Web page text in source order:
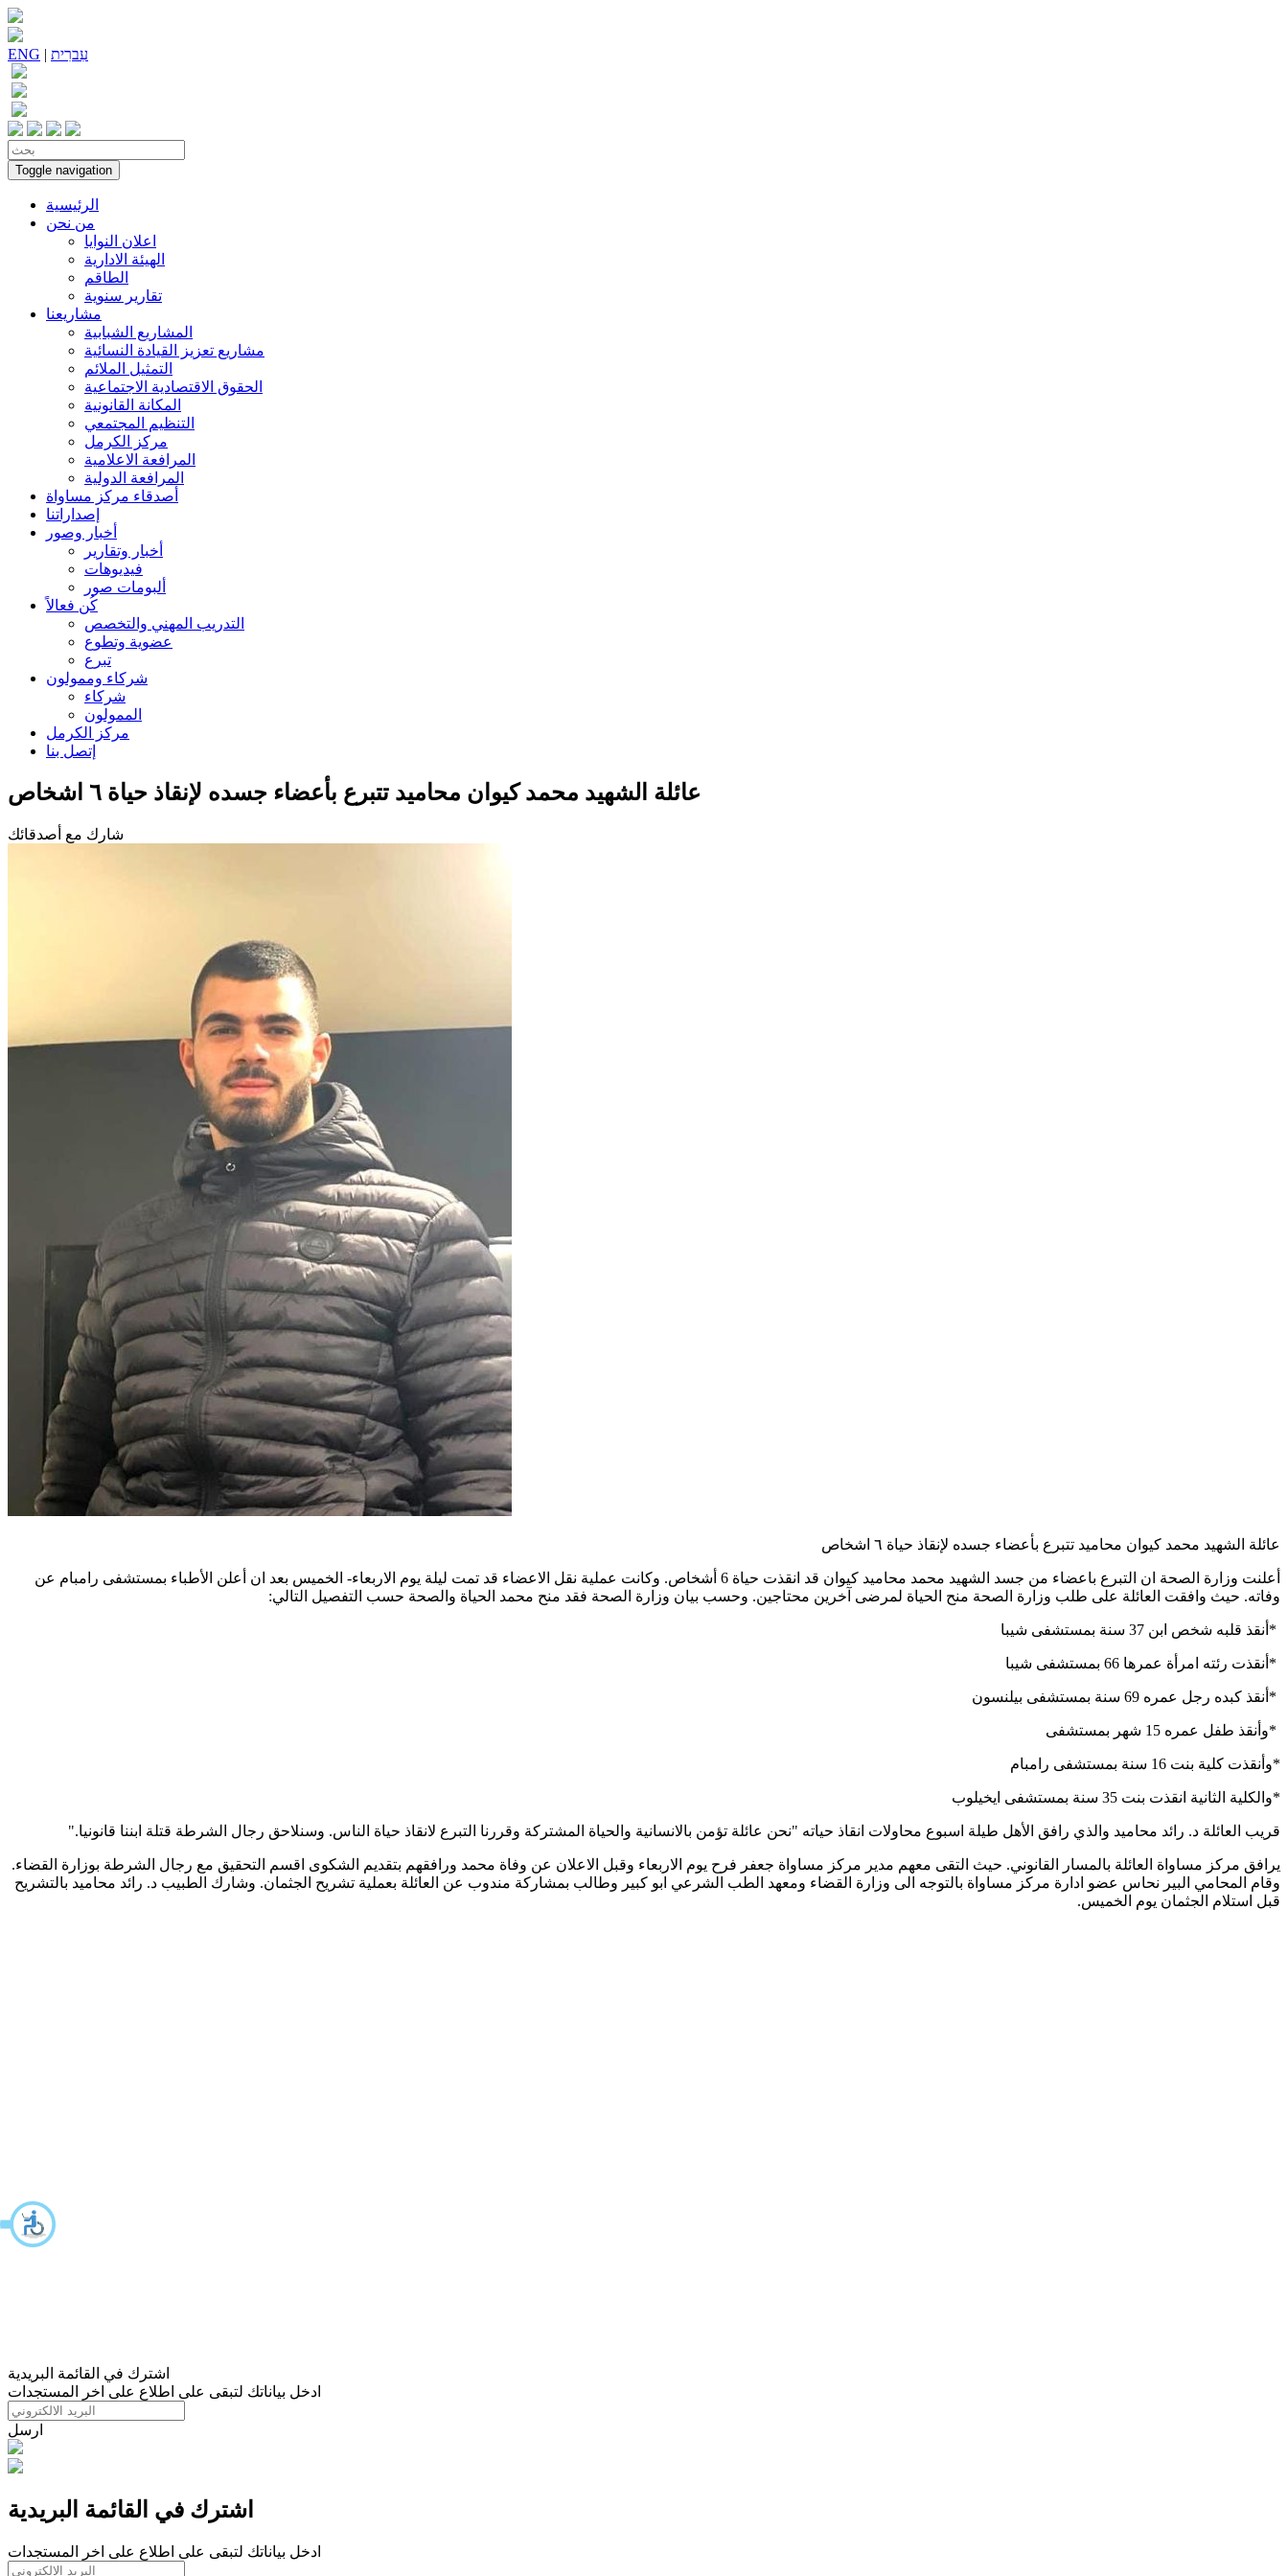
ENG | עִברִית
Toggle navigation
الرئيسية
من نحن
اعلان النوايا
الهيئة الادارية
الطاقم
تقارير سنوية
مشاريعنا
المشاريع الشبابية
مشاريع تعزيز القيادة النسائية
التمثيل الملائم
الحقوق الاقتصادية الاجتماعية
المكانة القانونية
التنظيم المجتمعي
مركز الكرمل
المرافعة الاعلامية
المرافعة الدولية
أصدقاء مركز مساواة
إصداراتنا
أخبار وصور
أخبار وتقارير
فيديوهات
ألبومات صور
كُن فعالاً
التدريب المهني والتخصص
عضوية وتطوع
تبرع
شركاء وممولون
شركاء
الممولون
مركز الكرمل
إتصل بنا
عائلة الشهيد محمد كيوان محاميد تتبرع بأعضاء جسده لإنقاذ حياة ٦ اشخاص
شارك مع أصدقائك
عائلة الشهيد محمد كيوان محاميد تتبرع بأعضاء جسده لإنقاذ حياة ٦ اشخاص
أعلنت وزارة الصحة ان التبرع باعضاء من جسد الشهيد محمد محاميد كيوان قد انقذت حياة 6 أشخاص. وكانت عملية نقل الاعضاء قد تمت ليلة يوم الاربعاء- الخميس بعد ان أعلن الأطباء بمستشفى رامبام عن
وفاته. حيث وافقت العائلة على طلب وزارة الصحة منح الحياة لمرضى آخرين محتاجين. وحسب بيان وزارة الصحة فقد منح محمد الحياة والصحة حسب التفصيل التالي:
* أنقذ قلبه شخص ابن 37 سنة بمستشفى شيبا
* أنقذت رئته امرأة عمرها 66 بمستشفى شيبا
* أنقذ كبده رجل عمره 69 سنة بمستشفى بيلنسون
*وأنقذ طفل عمره 15 شهر بمستشفى
*وأنقذت كلية بنت 16 سنة بمستشفى رامبام
*والكلية الثانية انقذت بنت 35 سنة بمستشفى ايخيلوب
قريب العائلة د. رائد محاميد والذي رافق الأهل طيلة اسبوع محاولات انقاذ حياته "نحن عائلة تؤمن بالانسانية والحياة المشتركة وقررنا التبرع لانقاذ حياة الناس. وسنلاحق رجال الشرطة قتلة ابننا قانونيا".
يرافق مركز مساواة العائلة بالمسار القانوني. حيث التقى معهم مدير مركز مساواة جعفر فرح يوم الاربعاء وقبل الاعلان عن وفاة محمد ورافقهم بتقديم الشكوى اقسم التحقيق مع رجال الشرطة بوزارة القضاء.
وقام المحامي البير نحاس عضو ادارة مركز مساواة بالتوجه الى وزارة القضاء ومعهد الطب الشرعي ابو كبير وطالب بمشاركة مندوب عن العائلة بعملية تشريح الجثمان. وشارك الطبيب د. رائد محاميد بالتشريح
قبل استلام الجثمان يوم الخميس.
اشترك في القائمة البريدية
ادخل بياناتك لتبقى على اطلاع على اخر المستجدات
ارسل
اشترك في القائمة البريدية
ادخل بياناتك لتبقى على اطلاع على اخر المستجدات